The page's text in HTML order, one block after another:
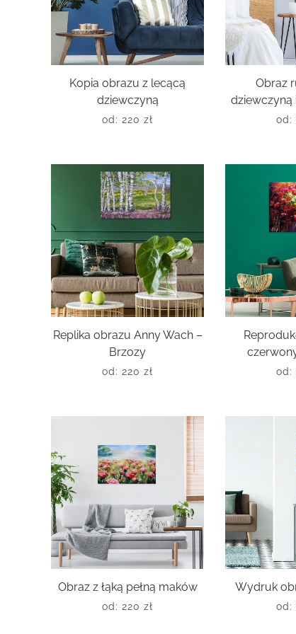
Kopia obrazu z lecącą
dziewczyną
od: 220 zł
Obraz
dziewczyną
od:
Replika obrazu Anny Wach –
Brzozy
od: 220 zł od:
Obraz z łąką pełną maków
od: 220 zł
Wydruk
od: